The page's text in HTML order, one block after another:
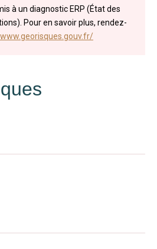
à un diagnostic ERP (État des
Pour en savoir plus, rendez-